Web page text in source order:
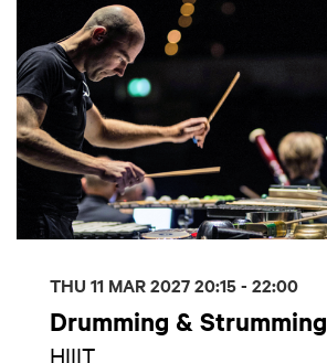
Drumming & Strumming
HIIIT
THU 11 MAR 202720:15 - 22:00